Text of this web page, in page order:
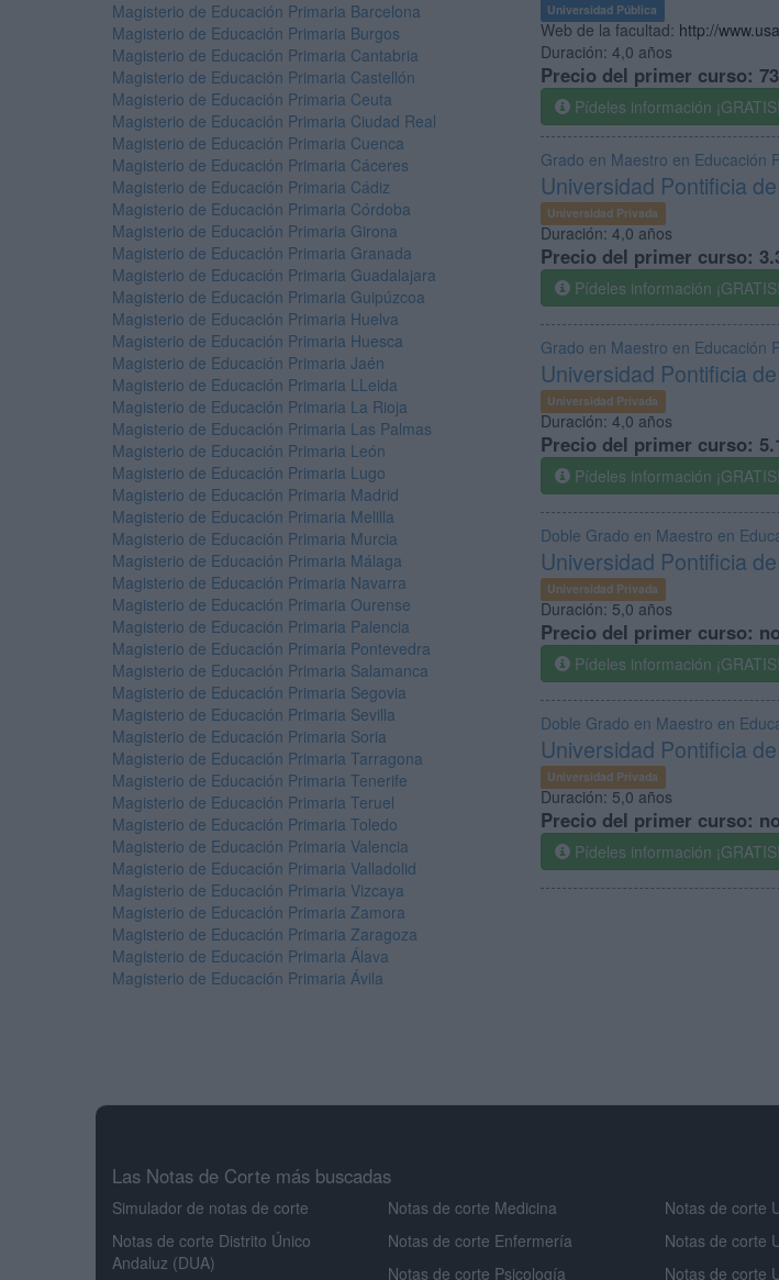
Universidad Pública
Web de la facultad: http://
Duración: 4,0 años
Precio del primer curso:
Pídeles información ¡GRATIS!
Grado en Maestro en Educación
Universidad Pontificia
Universidad Privada
Duración: 4,0 años
Precio del primer curso:
Pídeles información ¡GRATIS!
Grado en Maestro en Educación
Universidad Pontificia
Universidad Privada
Duración: 4,0 años
Precio del primer curso:
Pídeles información ¡GRATIS!
Doble Grado en Maestro en
Universidad Pontificia
Universidad Privada
Duración: 5,0 años
Precio del primer curso:
Pídeles información ¡GRATIS!
Doble Grado en Maestro en
Universidad Pontificia
Universidad Privada
Duración: 5,0 años
Precio del primer curso:
Pídeles información ¡GRATIS!
Magisterio de Educación Primaria Barcelona
Magisterio de Educación Primaria Burgos
Magisterio de Educación Primaria Cantabria
Magisterio de Educación Primaria Castellón
Magisterio de Educación Primaria Ceuta
Magisterio de Educación Primaria Ciudad Real
Magisterio de Educación Primaria Cuenca
Magisterio de Educación Primaria Cáceres
Magisterio de Educación Primaria Cádiz
Magisterio de Educación Primaria Córdoba
Magisterio de Educación Primaria Girona
Magisterio de Educación Primaria Granada
Magisterio de Educación Primaria Guadalajara
Magisterio de Educación Primaria Guipúzcoa
Magisterio de Educación Primaria Huelva
Magisterio de Educación Primaria Huesca
Magisterio de Educación Primaria Jaén
Magisterio de Educación Primaria LLeida
Magisterio de Educación Primaria La Rioja
Magisterio de Educación Primaria Las Palmas
Magisterio de Educación Primaria León
Magisterio de Educación Primaria Lugo
Magisterio de Educación Primaria Madrid
Magisterio de Educación Primaria Melilla
Magisterio de Educación Primaria Murcia
Magisterio de Educación Primaria Málaga
Magisterio de Educación Primaria Navarra
Magisterio de Educación Primaria Ourense
Magisterio de Educación Primaria Palencia
Magisterio de Educación Primaria Pontevedra
Magisterio de Educación Primaria Salamanca
Magisterio de Educación Primaria Segovia
Magisterio de Educación Primaria Sevilla
Magisterio de Educación Primaria Soria
Magisterio de Educación Primaria Tarragona
Magisterio de Educación Primaria Tenerife
Magisterio de Educación Primaria Teruel
Magisterio de Educación Primaria Toledo
Magisterio de Educación Primaria Valencia
Magisterio de Educación Primaria Valladolid
Magisterio de Educación Primaria Vizcaya
Magisterio de Educación Primaria Zamora
Magisterio de Educación Primaria Zaragoza
Magisterio de Educación Primaria Álava
Magisterio de Educación Primaria Ávila
Las Notas de Corte más buscadas
Simulador de notas de corte
Notas de corte Distrito Único
Andaluz (DUA)
Notas de corte Medicina
Notas de corte Enfermería
Notas de corte Psicología
Notas de corte
Notas de corte
Notas de corte